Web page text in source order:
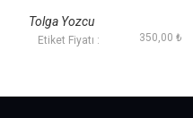
Tolga Yozcu
Etiket Fiyatı : 350,00 ₺